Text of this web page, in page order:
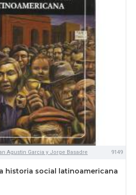
Agustin Garcia y Jorge Basadre 9149
historia social latinoamericana